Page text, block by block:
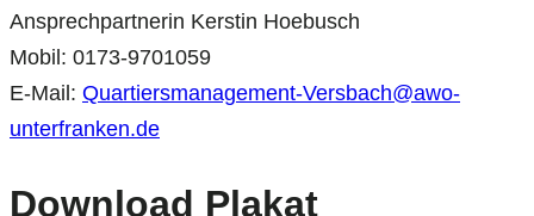
Ansprechpartnerin Kerstin Hoebusch
Mobil: 0173-9701059
E-Mail: Quartiersmanagement-Versbach@awo-
unterfranken.de
Download Plakat